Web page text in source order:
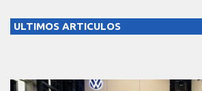
ULTIMOS ARTICULOS